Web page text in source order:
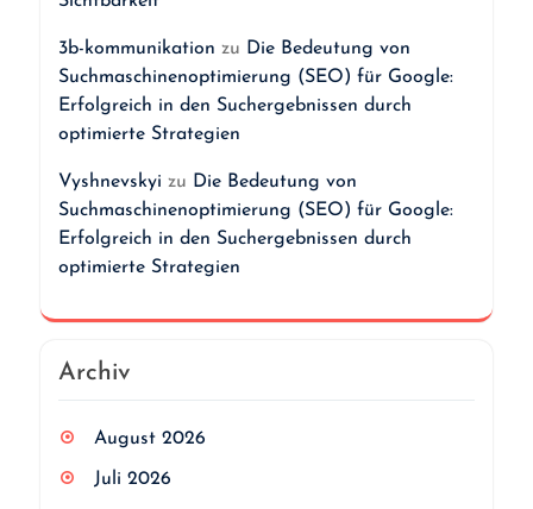
3b-kommunikation zu Die Bedeutung von
Suchmaschinenoptimierung (SEO) für Google:
Erfolgreich in den Suchergebnissen durch
optimierte Strategien
Vyshnevskyi zu Die Bedeutung von
Suchmaschinenoptimierung (SEO) für Google:
Erfolgreich in den Suchergebnissen durch
optimierte Strategien
Archiv
August 2026
Juli 2026